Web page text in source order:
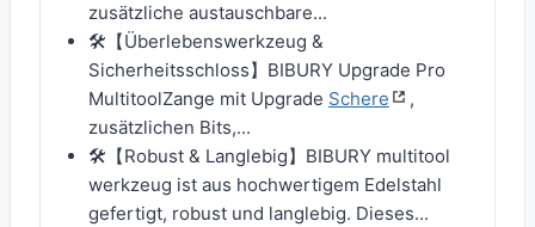
zusätzliche austauschbare...
🛠【Überlebenswerkzeug &
Sicherheitsschloss】BIBURY Upgrade Pro
MultitoolZange mit Upgrade Schere
,
zusätzlichen Bits,...
🛠【Robust & Langlebig】BIBURY multitool
werkzeug ist aus hochwertigem Edelstahl
gefertigt, robust und langlebig. Dieses...